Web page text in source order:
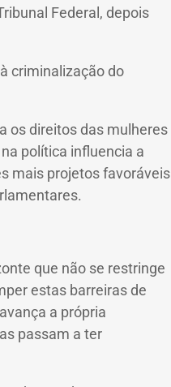
Federal, depois
criminalização do
os direitos das mulheres
política influencia a
mais projetos favoráveis
que não se restringe
estas barreiras de
a própria
passam a ter